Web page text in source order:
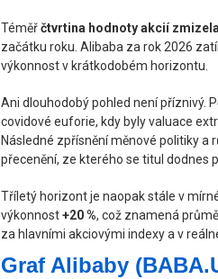
Téměřčtvrtina hodnoty akcií
začátku roku. Alibaba za rok 2026
výkonnost v krátkodobém horizontu.
Ani dlouhodobý pohled není příznivý.
covidové euforie, kdy byly valuace
Následné zpřísnění měnové politiky a
přecenění, ze kterého se titul dodnes
Tříletý horizont je naopak stále v
výkonnost+20 %, což znamená
za hlavními akciovými indexy a v
Graf Alibaby